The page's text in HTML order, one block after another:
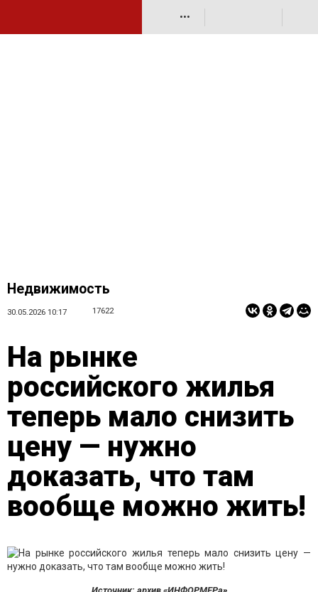
•••
Недвижимость
30.05.2026 10:17 17622
На рынке
российского жилья
теперь мало снизить
цену — нужно
доказать, что там
вообще можно жить!